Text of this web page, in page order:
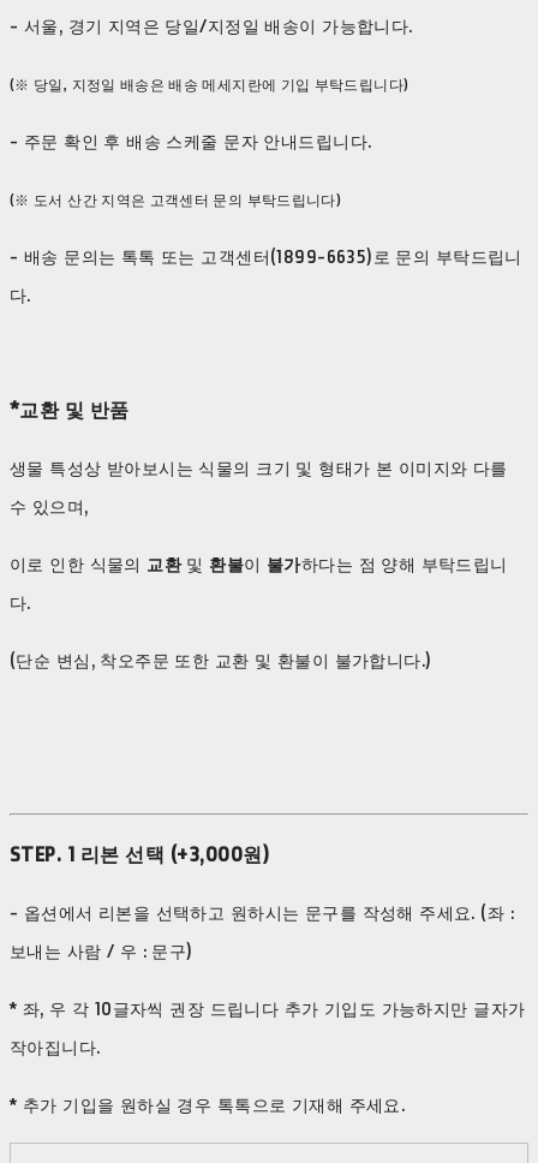
- 서울, 경기 지역은 당일/지정일 배송이 가능합니다.
(※ 당일, 지정일 배송은 배송 메세지란에 기입 부탁드립니다)
- 주문 확인 후 배송 스케줄 문자 안내드립니다.
(※ 도서 산간 지역은 고객센터 문의 부탁드립니다)
- 배송 문의는 톡톡 또는 고객센터(1899-6635)로 문의 부탁드립니
다.
*교환 및 반품
생물 특성상 받아보시는 식물의 크기 및 형태가 본 이미지와 다를
수 있으며,
이로 인한 식물의 교환및 환불이 불가하다는 점 양해 부탁드립니
다.
(단순 변심, 착오주문 또한 교환 및 환불이 불가합니다.)
STEP. 1 리본 선택 (+3,000원)
- 옵션에서 리본을 선택하고 원하시는 문구를 작성해 주세요. (좌 :
보내는 사람 / 우 : 문구)
* 좌, 우 각 10글자씩 권장 드립니다 추가 기입도 가능하지만 글자가
작아집니다.
* 추가 기입을 원하실 경우 톡톡으로 기재해 주세요.